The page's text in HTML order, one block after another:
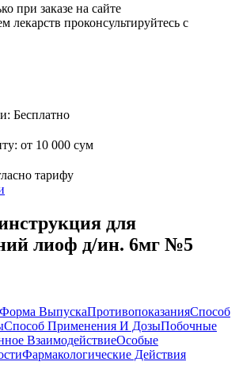
при заказе на сайте
лекарств проконсультируйтесь с
Бесплатно
от 10 000 сум
тарифу
для
лиоф д/ин. 6мг №5
ВыпускаПротивопоказанияСпособ
Способ Применения И ДозыПобочные
ВзаимодействиеОсобые
Фармакологические Действия